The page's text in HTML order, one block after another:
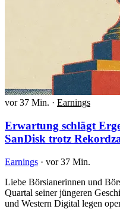
vor 37 Min. · Earnings
Erwartung schlägt
SanDisk trotz
Earnings · vor 37 Min.
Liebe Börsianerinnen und
Quartal seiner jüngeren
und Western Digital legen